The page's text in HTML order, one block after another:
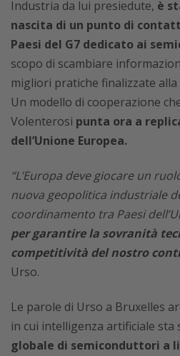
Industria da lui presiedute, è
nascita di un punto di
Paesi del G7 dedicato ai
scopo di scambiare
migliori pratiche finalizzate
Un modello di cooperazione
Volenterosi punta ora a
dell’Unione Europea.
“L’Europa deve giocare un
nuova geopolitica industriale
coordinamento tra Paesi
per garantire la sovranità
competitività del nostro
Urso.
Le parole di Urso a Bruxelles
in cui intelligenza artificiale sta
globale di semiconduttori a